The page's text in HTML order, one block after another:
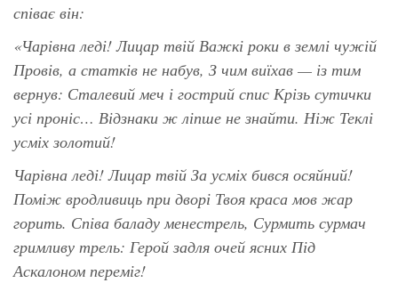
співає він:
«Чарівна леді! Лицар твій Важкі роки в землі чужій
Провів, а статків не набув, З чим виїхав — із тим
вернув: Сталевий меч і гострий спис Крізь сутички
усі проніс… Відзнаки ж ліпше не знайти. Ніж Теклі
усміх золотий!
Чарівна леді! Лицар твій За усміх бився осяйний!
Поміж вродливиць при дворі Твоя краса мов жар
горить. Співа баладу менестрель, Сурмить сурмач
гримливу трель: Герой задля очей ясних Під
Аскалоном переміг!